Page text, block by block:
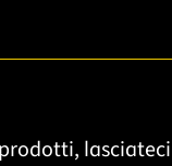
lasciateci